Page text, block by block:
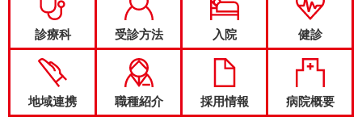
診療科 受診方法 入院 健診
地域連携 職種紹介 採用情報 病院概要